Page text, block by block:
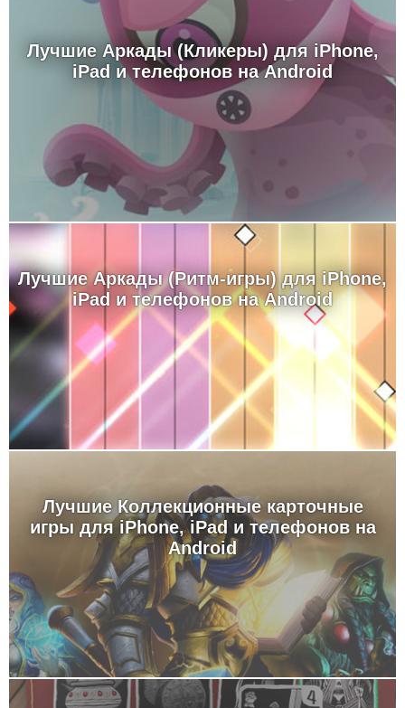
Лучшие Аркады (Кликеры) для iPhone,
iPad и телефонов на Android
Лучшие Аркады (Ритм-игры) для iPhone,
iPad и телефонов на Android
Лучшие Коллекционные карточные
игры для iPhone, iPad и телефонов на
Android